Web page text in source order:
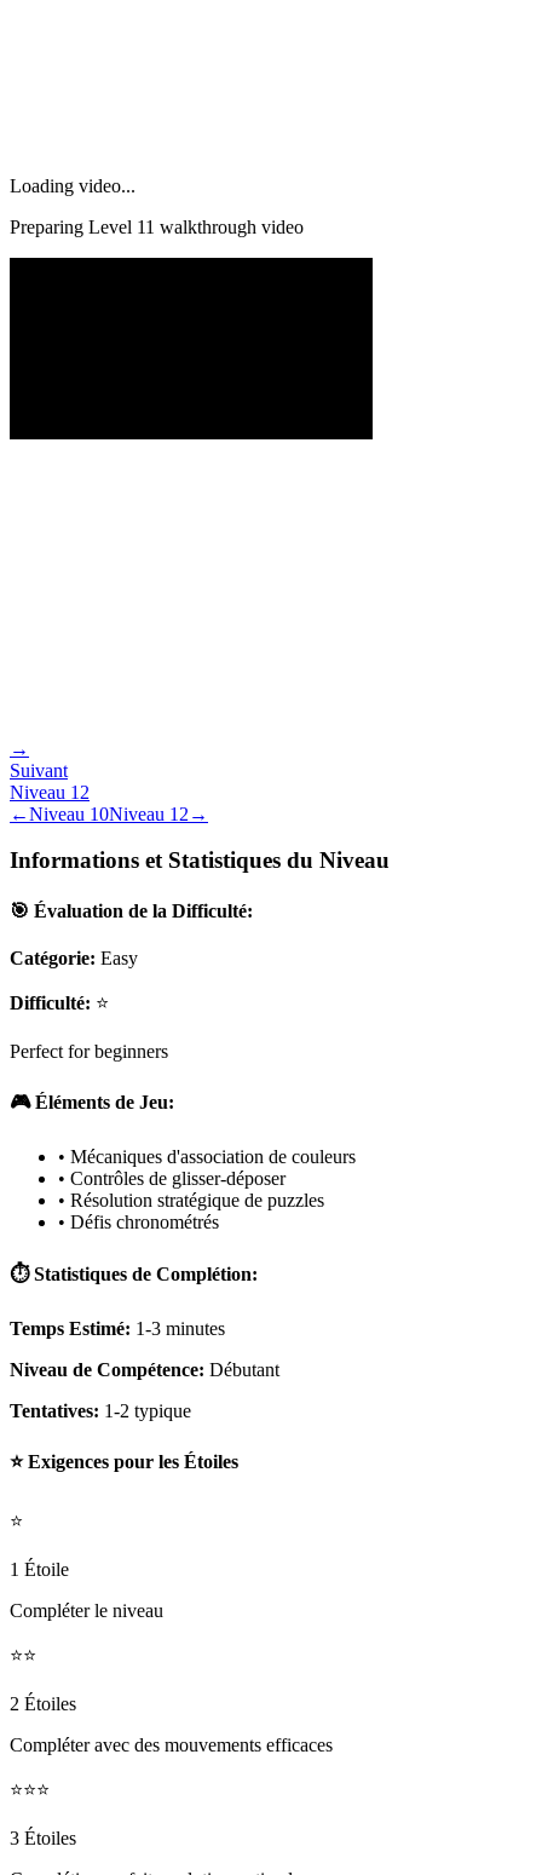
Loading video...
Preparing Level 11 walkthrough video
→
Suivant
Niveau 12
←Niveau 10Niveau 12 →
Informations et Statistiques du Niveau
🎯 Évaluation de la Difficulté:
Catégorie: Easy
Difficulté: ⭐
Perfect for beginners
🎮 Éléments de Jeu:
• Mécaniques d'association de couleurs
• Contrôles de glisser-déposer
• Résolution stratégique de puzzles
• Défis chronométrés
⏱️ Statistiques de Complétion:
Temps Estimé: 1-3 minutes
Niveau de Compétence: Débutant
Tentatives: 1-2 typique
⭐ Exigences pour les Étoiles
⭐
1 Étoile
Compléter le niveau
⭐⭐
2 Étoiles
Compléter avec des mouvements efficaces
⭐⭐⭐
3 Étoiles